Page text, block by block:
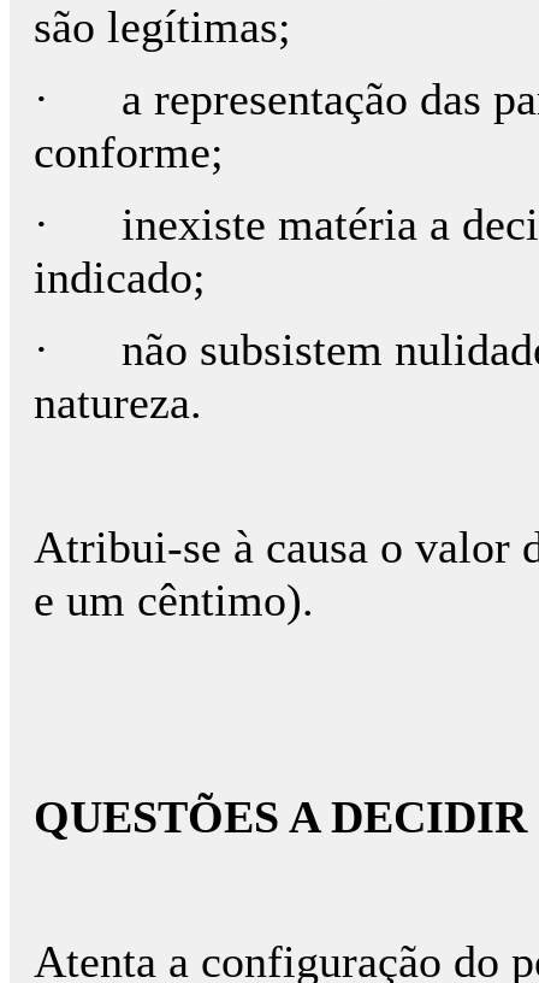
são legítimas;
· a representação das
conforme;
· inexiste matéria a
indicado;
· não subsistem
natureza.
Atribui-se à causa o valor
e um cêntimo).
QUESTÕES A DECIDIR
Atenta a configuração do